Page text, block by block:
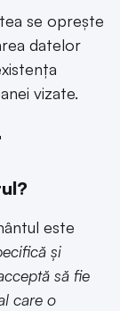
se oprește
datelor
vizate.
este
și
să fie
care o